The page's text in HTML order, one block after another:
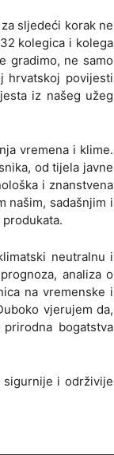
sljedeći korak ne
kolegica i kolega
gradimo, ne samo
hrvatskoj povijesti
iz našeg užeg
vremena i klime.
od tijela javne
i znanstvena
našim, sadašnjim i
neutralnu i
analiza o
na vremenske i
vjerujem da,
bogatstva
sigurnije i održivije